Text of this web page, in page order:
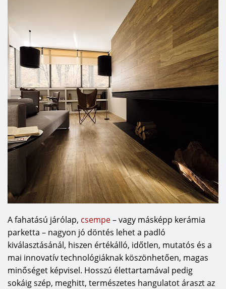
A fahatású járólap, csempe– vagy másképp kerámia
parketta – nagyon jó döntés lehet a padló
kiválasztásánál, hiszen értékálló, időtlen, mutatós és a
mai innovatív technológiáknak köszönhetően, magas
minőséget képvisel. Hosszú élettartamával pedig
sokáig szép, meghitt, természetes hangulatot áraszt az